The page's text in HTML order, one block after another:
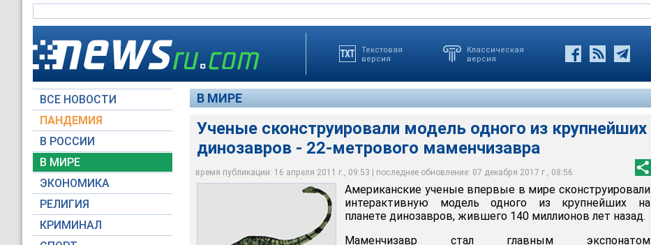
Текстовая
версия
Классическая
версия
ВСЕ НОВОСТИ
ПАНДЕМИЯ
В РОССИИ
В МИРЕ
ЭКОНОМИКА
РЕЛИГИЯ
КРИМИНАЛ
В МИРЕ
Ученые сконструировали модель одного из крупнейших
динозавров - 22-метрового маменчизавра
время публикации: 16 апреля 2011 г., 09:53 | последнее обновление: 07 декабря 2017 г., 08:56
Американские ученые впервые в мире сконструировали интерактивную модель
одного из крупнейших на планете динозавров, жившего 140 миллионов лет назад
dinosaurjungle.com
Маменчизавр стал главным экспонатом открывающейся в субботу выставки
"Крупнейшие динозавры мира", представленной накануне журналистам в
Национальном музее естествознания в Нью-Йорке
Теперь здесь можно увидеть не только полностью восстановленный скелет
маменчизавра, едва вместившийся в музейный зал, но также сконструированное в
отдельном павильоне тело с кожей, мышечными тканями и внутренним органами
Американские ученые впервые в мире сконструировали
интерактивную модель одного из крупнейших на
планете динозавров, жившего 140 миллионов лет назад.
Маменчизавр стал главным экспонатом